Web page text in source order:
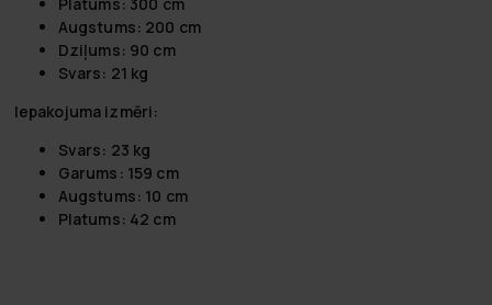
Augstums: 200 cm
Dziļums: 90 cm
Svars: 21 kg
Iepakojuma izmēri:
Svars: 23 kg
Garums: 159 cm
Augstums: 10 cm
Platums: 42 cm